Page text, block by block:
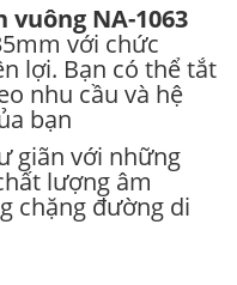
NA-1063
với chức
lợi. Bạn có thể tắt
nhu cầu và hệ
bạn
giãn với những
lượng âm
chặng đường di